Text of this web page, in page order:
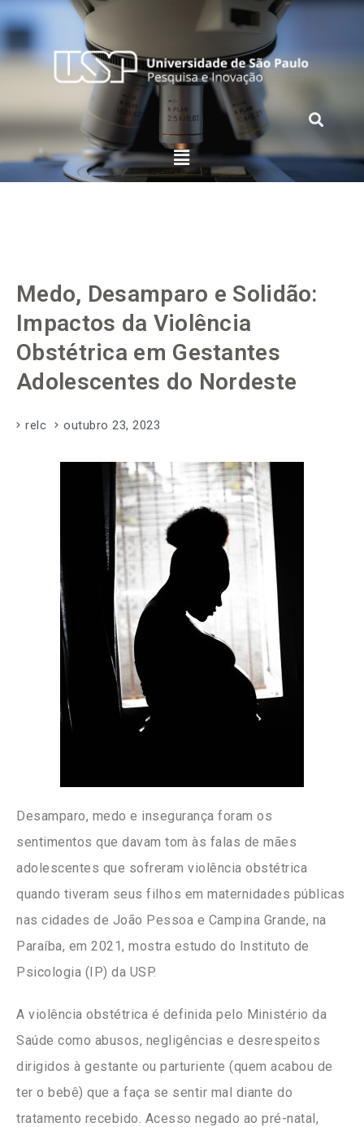
Medo, Desamparo e Solidão:
Impactos da Violência
Obstétrica em Gestantes
Adolescentes do Nordeste
relc outubro 23, 2023
Desamparo, medo e insegurança foram os
sentimentos que davam tom às falas de mães
adolescentes que sofreram violência obstétrica
quando tiveram seus filhos em maternidades públicas
nas cidades de João Pessoa e Campina Grande, na
Paraíba, em 2021, mostra estudo do Instituto de
Psicologia (IP) da USP.
A violência obstétrica é definida pelo Ministério da
Saúde como abusos, negligências e desrespeitos
dirigidos à gestante ou parturiente (quem acabou de
ter o bebê) que a faça se sentir mal diante do
tratamento recebido. Acesso negado ao pré-natal,